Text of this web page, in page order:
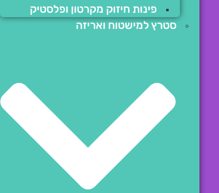
פינות חיזוק מקרטון ופלסטיק
סטרץ למישטוח ואריזה